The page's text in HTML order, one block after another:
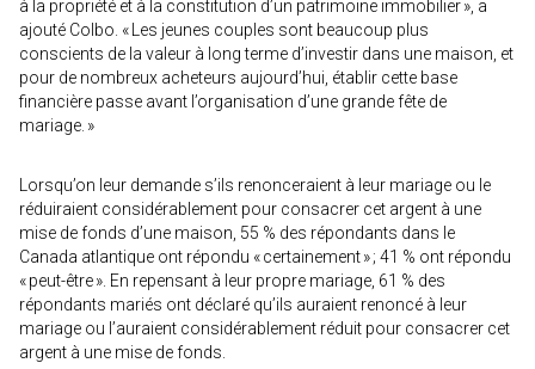
à la propriété et à la constitution d’un patrimoine immobilier », a
ajouté Colbo. « Les jeunes couples sont beaucoup plus
conscients de la valeur à long terme d’investir dans une maison, et
pour de nombreux acheteurs aujourd’hui, établir cette base
financière passe avant l’organisation d’une grande fête de
mariage. »
Lorsqu’on leur demande s’ils renonceraient à leur mariage ou le
réduiraient considérablement pour consacrer cet argent à une
mise de fonds d’une maison, 55 % des répondants dans le
Canada atlantique ont répondu « certainement » ; 41 % ont répondu
« peut-être ». En repensant à leur propre mariage, 61 % des
répondants mariés ont déclaré qu’ils auraient renoncé à leur
mariage ou l’auraient considérablement réduit pour consacrer cet
argent à une mise de fonds.